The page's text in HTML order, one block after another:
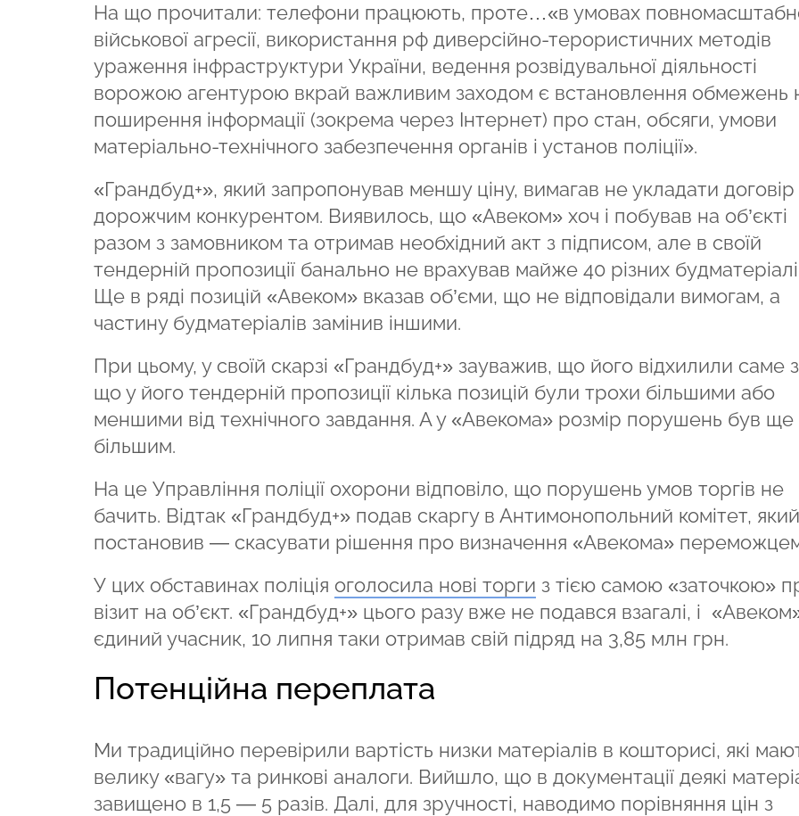
На що прочитали: телефони працюють, проте…«в умовах
військової агресії, використання рф диверсійно-терористичних методів
ураження інфраструктури України, ведення розвідувальної діяльності
ворожою агентурою вкрай важливим заходом є встановлення обмежень
поширення інформації (зокрема через Інтернет) про стан, обсяги, умови
матеріально-технічного забезпечення органів і установ поліції».
«Грандбуд+», який запропонував меншу ціну, вимагав не укладати договір
дорожчим конкурентом. Виявилось, що «Авеком» хоч і побував на об’єкті
разом з замовником та отримав необхідний акт з підписом, але в своїй
тендерній пропозиції банально не врахував майже 40 різних
Ще в ряді позицій «Авеком» вказав об’єми, що не відповідали вимогам, а
частину будматеріалів замінив іншими.
При цьому, у своїй скарзі «Грандбуд+» зауважив, що його відхилили саме
що у його тендерній пропозиції кілька позицій були трохи більшими або
меншими від технічного завдання. А у «Авекома» розмір порушень був ще
більшим.
На це Управління поліції охорони відповіло, що порушень умов торгів не
бачить. Відтак «Грандбуд+» подав скаргу в Антимонопольний комітет, який
постановив — скасувати рішення про визначення «Авекома»
У цих обставинах поліція оголосила нові торги з тією самою «заточкою»
візит на об’єкт. «Грандбуд+» цього разу вже не подався взагалі, і
єдиний учасник, 10 липня таки отримав свій підряд на 3,85 млн грн.
Потенційна переплата
Ми традиційно перевірили вартість низки матеріалів в кошторисі, які
велику «вагу» та ринкові аналоги. Вийшло, що в документації деякі
завищено в 1,5 — 5 разів. Далі, для зручності, наводимо порівняння цін з